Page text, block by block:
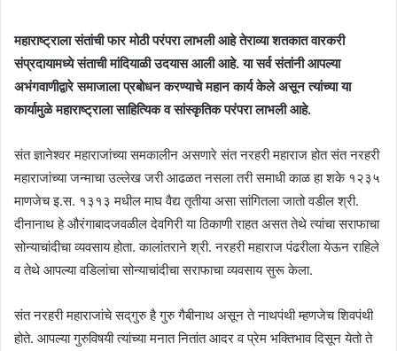
महाराष्ट्राला संतांची फार मोठी परंपरा लाभली आहे तेराव्या शतकात वारकरी
संप्रदायामध्ये संताची मांदियाळी उदयास आली आहे. या सर्व संतांनी आपल्या
अभंगवाणीद्वारे समाजाला प्रबोधन करण्याचे महान कार्य केले असून त्यांच्या या
कार्यामुळे महाराष्ट्राला साहित्यिक व सांस्कृतिक परंपरा लाभली आहे.
संत ज्ञानेश्वर महाराजांच्या समकालीन असणारे संत नरहरी महाराज होत संत नरहरी
महाराजांच्या जन्माचा उल्लेख जरी आढळत नसला तरी समाधी काळ हा शके १२३५
माणजेच इ.स. १३१३ मधील माघ वैद्य तृतीया असा सांगितला जातो वडील श्री.
दीनानाथ हे औरंगाबादजवळील देवगिरी या ठिकाणी राहत असत तेथे त्यांचा सराफाचा
सोन्याचांदीचा व्यवसाय होता. कालांतराने श्री. नरहरी महाराज पंढरीला येऊन राहिले
व तेथे आपल्या वडिलांचा सोन्याचांदीचा सराफाचा व्यवसाय सुरू केला.
संत नरहरी महाराजांचे सद्‌गुरु है गुरु गैबीनाथ असून ते नाथपंथी म्हणजेच शिवपंथी
होते. आपल्या गुरुविषयी त्यांच्या मनात नितांत आदर व प्रेम भक्तिभाव दिसून येतो ते